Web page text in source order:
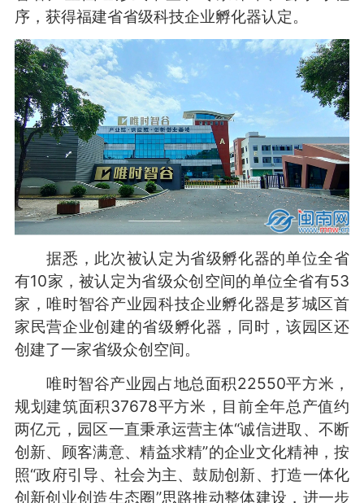
序，获得福建省省级科技企业孵化器认定。
据悉，此次被认定为省级孵化器的单位全省
有10家，被认定为省级众创空间的单位全省有53
家，唯时智谷产业园科技企业孵化器是芗城区首
家民营企业创建的省级孵化器，同时，该园区还
创建了一家省级众创空间。
唯时智谷产业园占地总面积22550平方米，
规划建筑面积37678平方米，目前全年总产值约
两亿元，园区一直秉承运营主体“诚信进取、不断
创新、顾客满意、精益求精”的企业文化精神，按
照“政府引导、社会为主、鼓励创新、打造一体化
创新创业创造生态圈”思路推动整体建设，进一步